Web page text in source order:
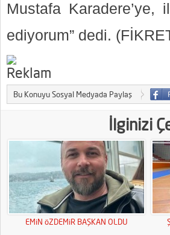
Mustafa Karadere’ye,
ediyorum” dedi.
Bu Konuyu Sosyal Medyada Paylaş
İlginizi
EMiN öZDEMiR BAŞKAN OLDU